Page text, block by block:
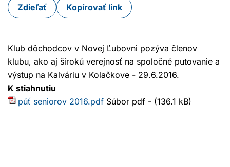
Zdieľať Kopírovať link
Klub dôchodcov v Novej Ľubovni pozýva členov
klubu, ako aj širokú verejnosť na spoločné putovanie a
výstup na Kalváriu v Kolačkove - 29.6.2016.
K stiahnutiu
púť seniorov 2016.pdf Súbor pdf - (136.1 kB)